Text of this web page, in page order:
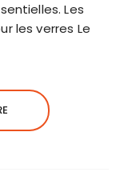
Les
les verres Le